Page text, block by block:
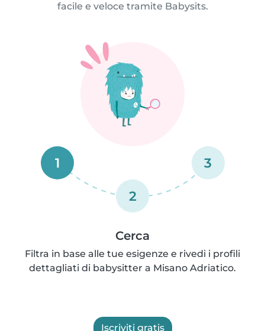
facile e veloce tramite Babysits.
1
2
3
Cerca
Filtra in base alle tue esigenze e rivedi i profili
dettagliati di babysitter a Misano Adriatico.
Iscriviti gratis